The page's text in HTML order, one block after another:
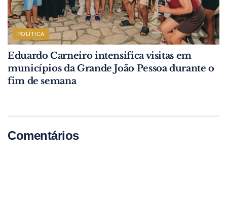
POLÍTICA
Eduardo Carneiro intensifica visitas em
municípios da Grande João Pessoa durante o
fim de semana
Comentários